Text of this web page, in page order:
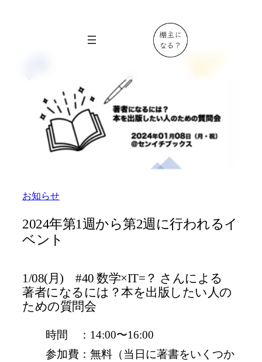
お知らせ
2024年第1週から第2週に行われるイ
ベント
1/08(月) #40 数学×IT=？ さんによる
著者になるには？本を出版したい人の
ための質問会
時間 ：14:00〜16:00
参加費：無料（当日に著書をいくつか